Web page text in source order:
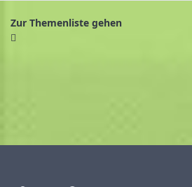
Zur Themenliste gehen